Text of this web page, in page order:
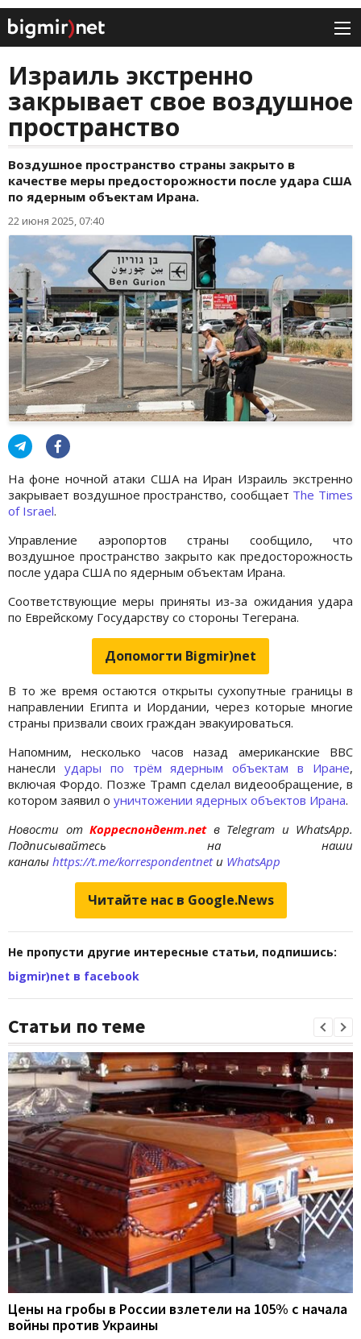
Израиль экстренно
закрывает свое воздушное
пространство
Воздушное пространство страны закрыто в
качестве меры предосторожности после удара США
по ядерным объектам Ирана.
22 июня 2025, 07:40
На фоне ночной атаки США на Иран Израиль экстренно
закрывает воздушное пространство, сообщает The Times
of Israel.
Управление аэропортов страны сообщило, что
воздушное пространство закрыто как предосторожность
после удара США по ядерным объектам Ирана.
Соответствующие меры приняты из-за ожидания удара
по Еврейскому Государству со стороны Тегерана.
Допомогти Bigmir)net
В то же время остаются открыты сухопутные границы в
направлении Египта и Иордании, через которые многие
страны призвали своих граждан эвакуироваться.
Напомним, несколько часов назад американские ВВС
нанесли удары по трём ядерным объектам в Иране,
включая Фордо. Позже Трамп сделал видеообращение, в
котором заявил о уничтожении ядерных объектов Ирана.
Новости отКорреспондент.net в Telegram и WhatsApp.
Подписывайтесь на наши
каналы https://t.me/korrespondentnetи WhatsApp
Читайте нас в Google.News
Не пропусти другие интересные статьи, подпишись:
bigmir)net в facebook
Статьи по теме
Цены на гробы в России взлетели на 105% с начала
войны против Украины